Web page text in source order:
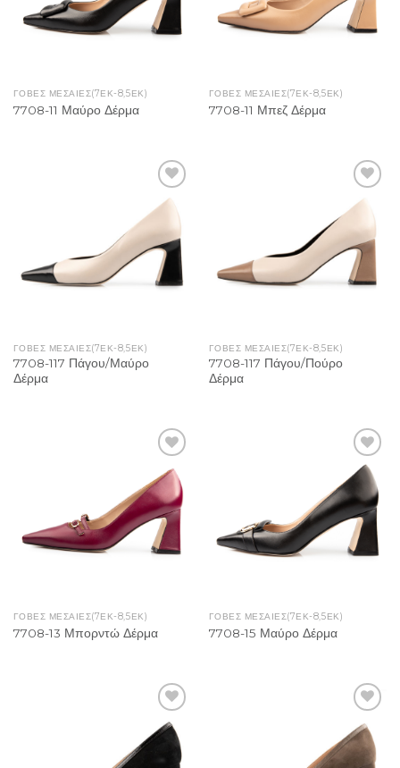
ΓΌΒΕΣ ΜΕΣΑΊΕΣ(7ΕΚ-8,5ΕΚ)
7708-11 Μαύρο Δέρμα
ΓΌΒΕΣ ΜΕΣΑΊΕΣ(7ΕΚ-8,5ΕΚ)
7708-11 Μπεζ Δέρμα
Add to
Wishlist
ΓΌΒΕΣ ΜΕΣΑΊΕΣ(7ΕΚ-8,5ΕΚ)
7708-117 Πάγου/Μαύρο
Δέρμα
Add to
Wishlist
ΓΌΒΕΣ ΜΕΣΑΊΕΣ(7ΕΚ-8,5ΕΚ)
7708-117 Πάγου/Πούρο
Δέρμα
Add to
Wishlist
ΓΌΒΕΣ ΜΕΣΑΊΕΣ(7ΕΚ-8,5ΕΚ)
7708-13 Μπορντώ Δέρμα
Add to
Wishlist
ΓΌΒΕΣ ΜΕΣΑΊΕΣ(7ΕΚ-8,5ΕΚ)
7708-15 Μαύρο Δέρμα
Add to
Wishlist
Add to
Wishlist